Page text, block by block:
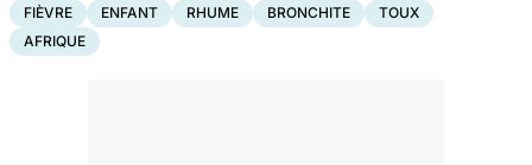
FIÈVRE ENFANT RHUME BRONCHITE
TOUX
AFRIQUE